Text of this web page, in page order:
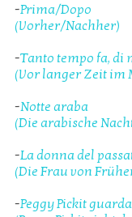
-Prima/Dopo
(Vorher/Nachher)
-Tanto tempo fa, di
(Vor langer Zeit im
-Notte araba
(Die arabische
-La donna del
(Die Frau von
-Peggy Pickit